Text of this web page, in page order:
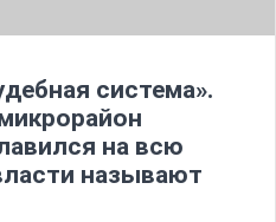
система».
на всю
называют